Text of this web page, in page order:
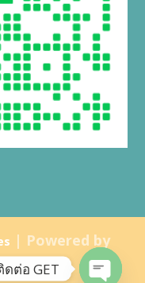
| Powered by
ดต่อ GET